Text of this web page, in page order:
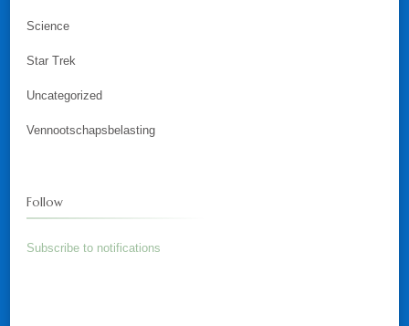
Science
Star Trek
Uncategorized
Vennootschapsbelasting
Follow
Subscribe to notifications